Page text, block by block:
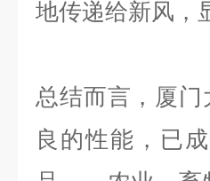
地传递给新风，
总结而言，厦
良的性能，已